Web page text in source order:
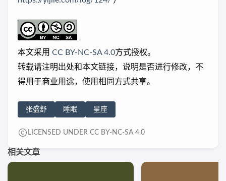
本文采用 CC BY-NC-SA 4.0方式授权。
转载请注明出处和本文链接，说明是否进行修改，不
得用于商业用途，使用相同方式共享。
张盛舒 睡眠 星座
LICENSED UNDER CC BY-NC-SA 4.0
相关文章